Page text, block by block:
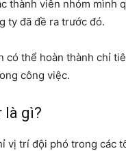
thành viên nhóm mình
ty đã đề ra trước đó.
có thể hoàn thành chỉ
công việc.
là gì?
vị trí đội phó trong các